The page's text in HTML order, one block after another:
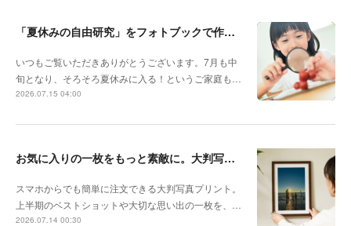
「夏休みの自由研究」をフォトブックで作ろう🔎
いつもご覧いただきありがとうございます。7月も中
旬となり、そろそろ夏休みに入る！というご家庭も…
2026.07.15 04:00
お気に入りの一枚をもっと素敵に。大判写真プリントの飾り方
スマホからでも簡単に注文できる大判写真プリント。
上半期のベストショットや大切な思い出の一枚を、…
2026.07.14 00:30